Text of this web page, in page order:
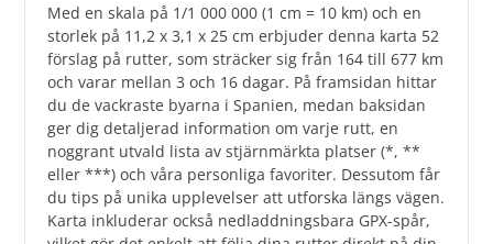
Med en skala på 1/1 000 000 (1 cm = 10 km) och en
storlek på 11,2 x 3,1 x 25 cm erbjuder denna karta 52
förslag på rutter, som sträcker sig från 164 till 677 km
och varar mellan 3 och 16 dagar. På framsidan hittar
du de vackraste byarna i Spanien, medan baksidan
ger dig detaljerad information om varje rutt, en
noggrant utvald lista av stjärnmärkta platser (*, **
eller ***) och våra personliga favoriter. Dessutom får
du tips på unika upplevelser att utforska längs vägen.
Karta inkluderar också nedladdningsbara GPX-spår,